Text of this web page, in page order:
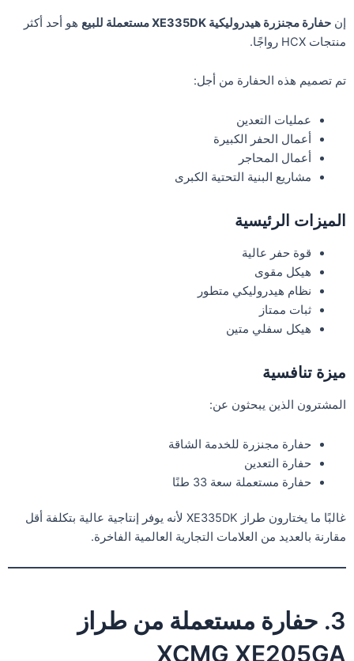
إن حفارة مجنزرة هيدروليكية XE335DK مستعملة للبيع
هو أحد أكثر
منتجات HCX رواجًا.
تم تصميم هذه الحفارة من أجل:
عمليات التعدين
أعمال الحفر الكبيرة
أعمال المحاجر
مشاريع البنية التحتية الكبرى
الميزات الرئيسية
قوة حفر عالية
هيكل مقوى
نظام هيدروليكي متطور
ثبات ممتاز
هيكل سفلي متين
ميزة تنافسية
المشترون الذين يبحثون عن:
حفارة مجنزرة للخدمة الشاقة
حفارة التعدين
حفارة مستعملة سعة 33 طنًا
غالبًا ما يختارون طراز XE335DK لأنه يوفر إنتاجية عالية بتكلفة أقل
مقارنة بالعديد من العلامات التجارية العالمية الفاخرة.
3. حفارة مستعملة من طراز
XCMG XE205GA